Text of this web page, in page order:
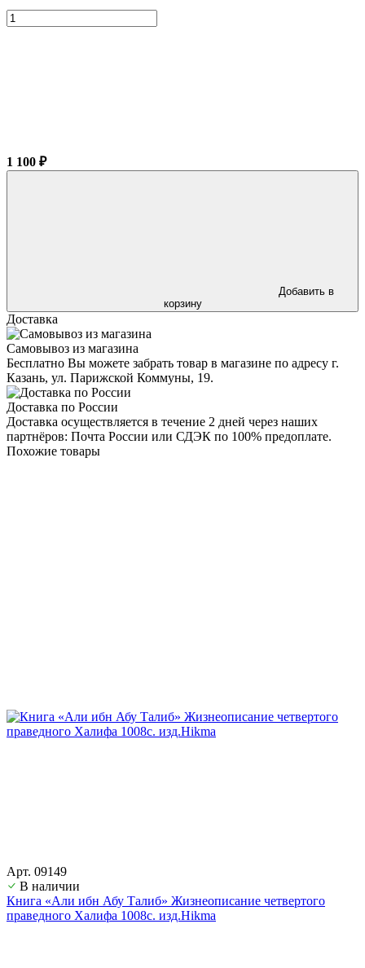
1 100 ₽
Добавить в
корзину
Доставка
Самовывоз из магазина
Бесплатно Вы можете забрать товар в магазине по адресу г.
Казань, ул. Парижской Коммуны, 19.
Доставка по России
Доставка осуществляется в течение 2 дней через наших
партнёров: Почта России или СДЭК по 100% предоплате.
Похожие товары
Арт. 09149
В наличии
Книга «Али ибн Абу Талиб» Жизнеописание четвертого
праведного Халифа 1008с. изд.Hikma